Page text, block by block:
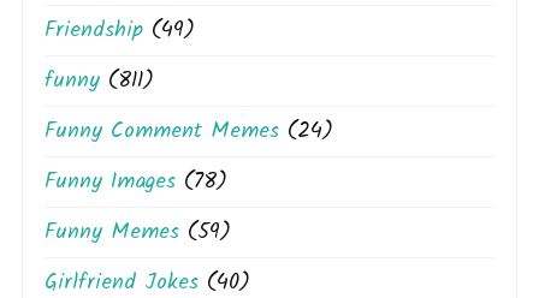
Friendship (49)
funny (811)
Funny Comment Memes (24)
Funny Images (78)
Funny Memes (59)
Girlfriend Jokes (40)